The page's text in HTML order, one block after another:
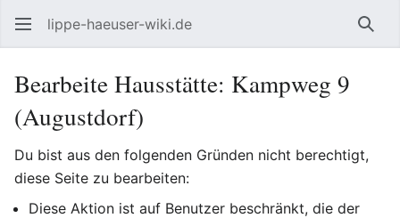
lippe-haeuser-wiki.de
Bearbeite Hausstätte: Kampweg 9
(Augustdorf)
Du bist aus den folgenden Gründen nicht berechtigt,
diese Seite zu bearbeiten:
Diese Aktion ist auf Benutzer beschränkt, die der